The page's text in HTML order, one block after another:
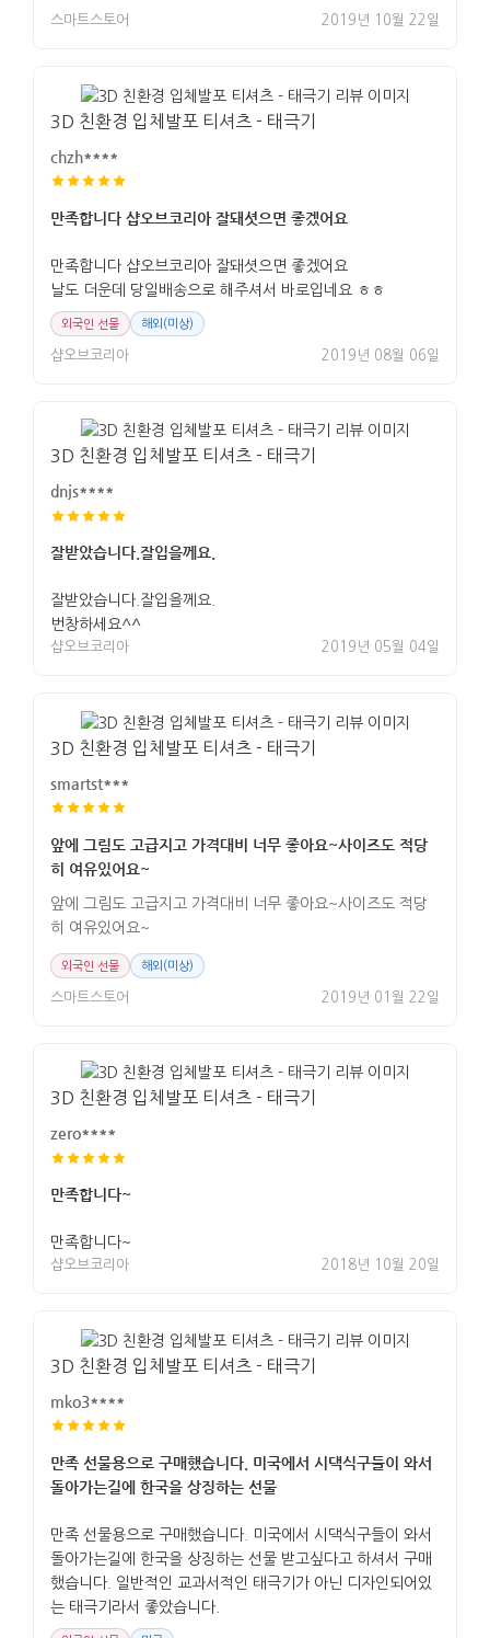
스마트스토어 2019년 10월 22일
3D 친환경 입체발포 티셔츠 - 태극기
chzh****
만족합니다 샵오브코리아 잘돼셧으면 좋겠어요
만족합니다 샵오브코리아 잘돼셧으면 좋겠어요
날도 더운데 당일배송으로 해주셔서 바로입네요 ㅎㅎ
외국인 선물 해외(미상)
샵오브코리아 2019년 08월 06일
3D 친환경 입체발포 티셔츠 - 태극기
dnjs****
잘받았습니다.잘입을께요.
잘받았습니다.잘입을께요.
번창하세요^^
샵오브코리아 2019년 05월 04일
3D 친환경 입체발포 티셔츠 - 태극기
smartst***
앞에 그림도 고급지고 가격대비 너무 좋아요~사이즈도 적당
히 여유있어요~
앞에 그림도 고급지고 가격대비 너무 좋아요~사이즈도 적당
히 여유있어요~
외국인 선물 해외(미상)
스마트스토어 2019년 01월 22일
3D 친환경 입체발포 티셔츠 - 태극기
zero****
만족합니다~
만족합니다~
샵오브코리아 2018년 10월 20일
3D 친환경 입체발포 티셔츠 - 태극기
mko3****
만족 선물용으로 구매했습니다. 미국에서 시댁식구들이 와서
돌아가는길에 한국을 상징하는 선물
만족 선물용으로 구매했습니다. 미국에서 시댁식구들이 와서
돌아가는길에 한국을 상징하는 선물 받고싶다고 하셔서 구매
했습니다. 일반적인 교과서적인 태극기가 아닌 디자인되어있
는 태극기라서 좋았습니다.